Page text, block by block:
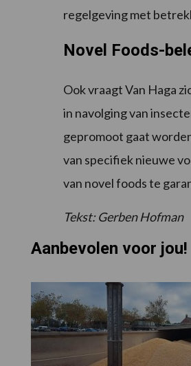
regelgeving met
Novel Foods-
Ook vraagt Van Haga
in navolging van
gepromoot gaat
van specifiek nieuwe
van novel foods te
Tekst: Gerben Hofman
Aanbevolen voor jou!